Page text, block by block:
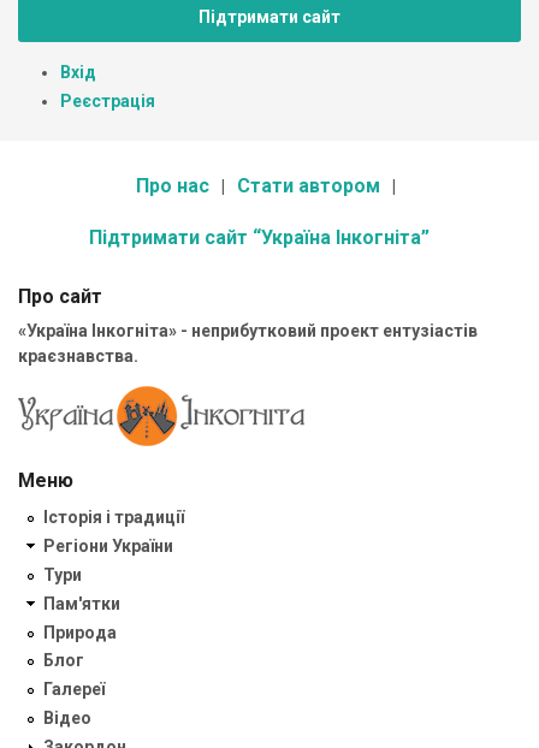
Підтримати сайт
Вхід
Реєстрація
Про нас Стати автором
Підтримати сайт “Україна Інкогніта”
Про сайт
«Україна Інкогніта» - неприбутковий проект ентузіастів
краєзнавства.
Меню
Історія і традиції
Регіони України
Тури
Пам'ятки
Природа
Блог
Галереї
Відео